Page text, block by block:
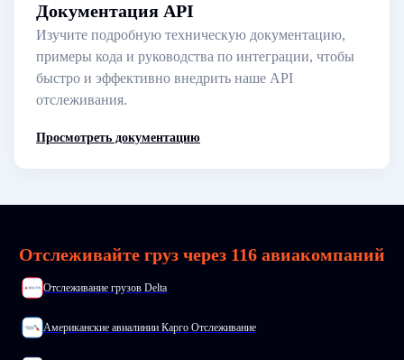
Документация API
Изучите подробную техническую документацию,
примеры кода и руководства по интеграции, чтобы
быстро и эффективно внедрить наше API
отслеживания.
Просмотреть документацию
Отслеживайте груз через 116 авиакомпаний
Отслеживание грузов Delta
Американские авиалинии Карго Отслеживание